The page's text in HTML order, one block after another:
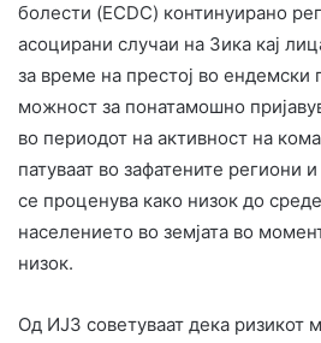
болести (ECDC) континуирано
асоцирани случаи на Зика кај
за време на престој во ендемски
можност за понатамошно
во периодот на активност на
патуваат во зафатените региони
се проценува како низок до
населението во земјата во
низок.
Од ИЈЗ советуваат дека ризикот